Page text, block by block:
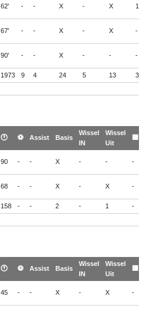
62' - - X - X 1
67' - - X - X -
90' - - X - - -
1973 9 4 24 5 13 3
🕐 ⚽ Assist Basis
Wissel
IN
Wissel
Uit
🟨
90 - - X - - -
68 - - X - X -
158 - - 2 - 1 -
🕐 ⚽ Assist Basis
Wissel
IN
Wissel
Uit
🟨
45 - - X - X -